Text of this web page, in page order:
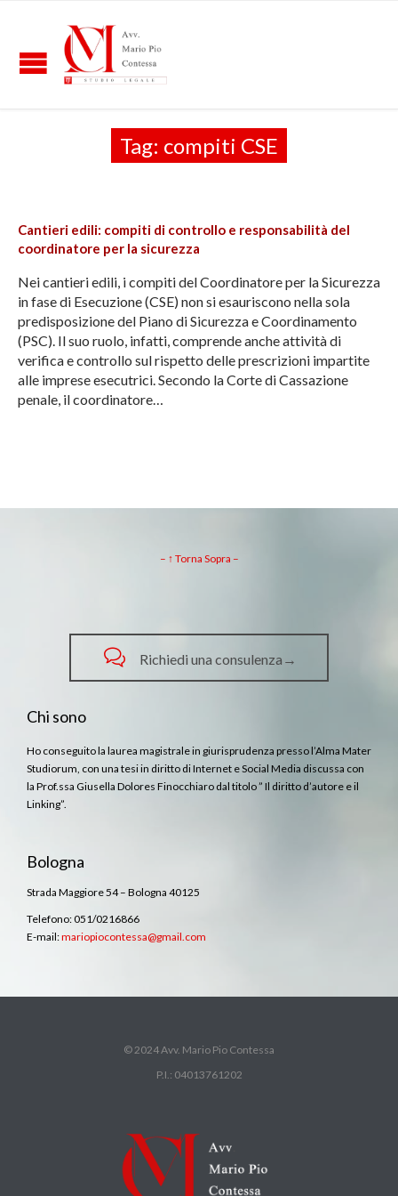
Tag: compiti CSE
Cantieri edili: compiti di controllo e responsabilità del
coordinatore per la sicurezza
Nei cantieri edili, i compiti del Coordinatore per la Sicurezza
in fase di Esecuzione (CSE) non si esauriscono nella sola
predisposizione del Piano di Sicurezza e Coordinamento
(PSC). Il suo ruolo, infatti, comprende anche attività di
verifica e controllo sul rispetto delle prescrizioni impartite
alle imprese esecutrici. Secondo la Corte di Cassazione
penale, il coordinatore…
– ↑ Torna Sopra –
 Richiedi una consulenza→
Chi sono
Ho conseguito la laurea magistrale in giurisprudenza presso l’Alma Mater
Studiorum, con una tesi in diritto di Internet e Social Media discussa con
la Prof.ssa Giusella Dolores Finocchiaro dal titolo ” Il diritto d’autore e il
Linking”.
Bologna
Strada Maggiore 54 – Bologna 40125
Telefono: 051/0216866
E-mail:mariopiocontessa@gmail.com
© 2024 Avv. Mario Pio Contessa
P.I.: 04013761202